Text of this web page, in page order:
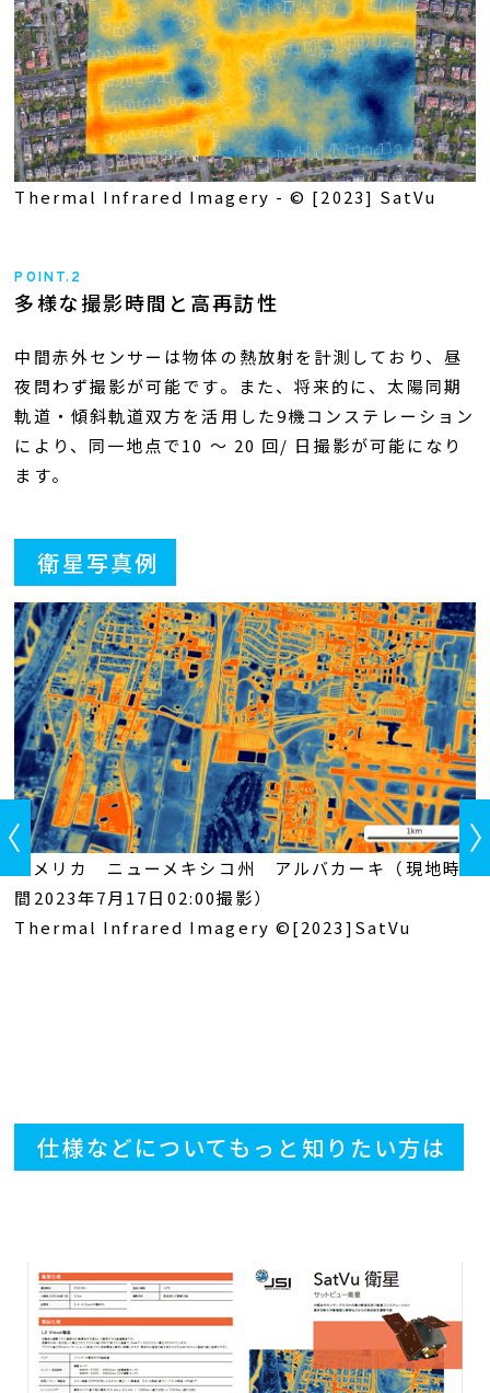
Thermal Infrared Imagery - © [2023] SatVu
POINT.2
多様な撮影時間と高再訪性
中間赤外センサーは物体の熱放射を計測しており、昼
夜問わず撮影が可能です。また、将来的に、太陽同期
軌道・傾斜軌道双方を活用した9機コンステレーション
により、同一地点で10 ～ 20 回/ 日撮影が可能になり
ます。
衛星写真例
Previous
アメリカ ニューメキシコ州 アルバカーキ（現地時
間2023年7月17日02:00撮影）
Thermal Infrared Imagery ©[2023]SatVu
仕様などについてもっと知りたい方は